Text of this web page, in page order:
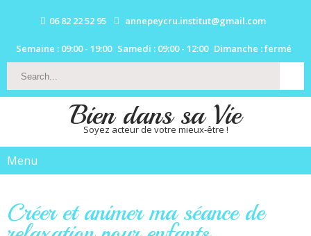
06 82 22 52 95 annepeycru.institut@gmail.com
Semaine : 09:00 - 19:00 Samedi : 09:00 - 12:00 Dimanche : fermé
Bien dans sa Vie
Soyez acteur de votre mieux-être !
Menu
Créer et animer ma séance de